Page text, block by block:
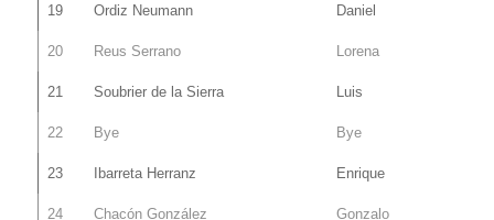
19 Ordiz Neumann Daniel
20 Reus Serrano Lorena
21 Soubrier de la Sierra Luis
22 Bye Bye
23 Ibarreta Herranz Enrique
24 Chacón González Gonzalo